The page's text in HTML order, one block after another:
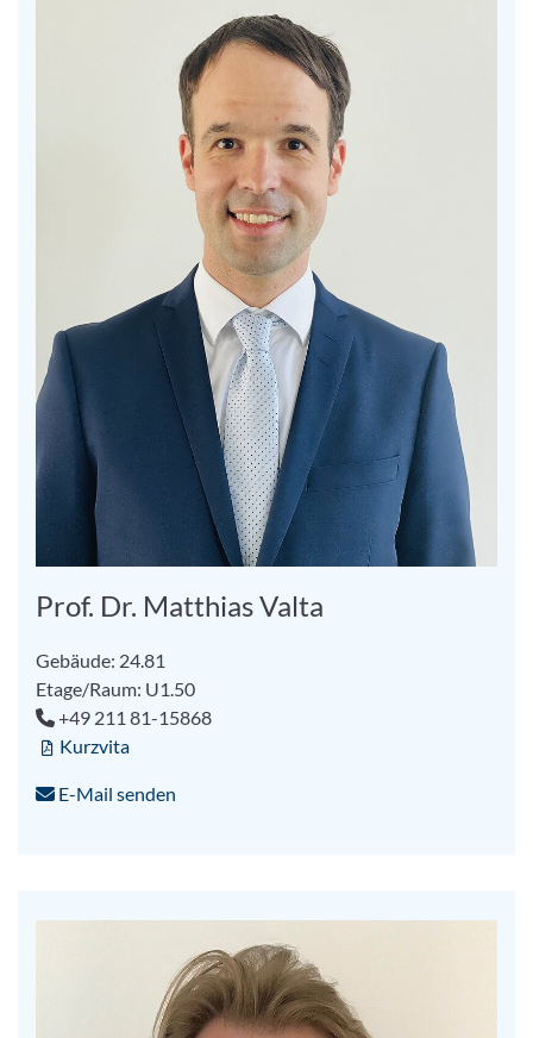
Prof. Dr. Matthias Valta
Gebäude: 24.81
Etage/Raum: U1.50
+49 211 81-15868
Kurzvita
E-Mail senden